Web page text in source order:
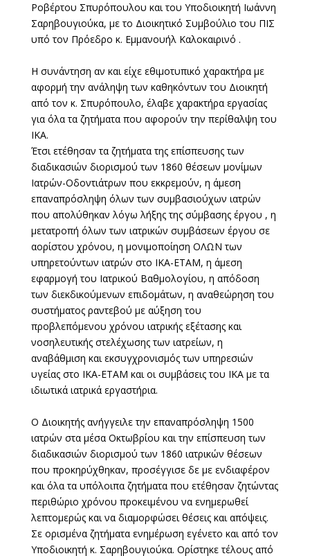
Ροβέρτου Σπυρόπουλου και του Υποδιοικητή Ιωάννη
Σαρηβουγιούκα, με το Διοικητικό Συμβούλιο του ΠΙΣ
υπό τον Πρόεδρο κ. Εμμανουήλ Καλοκαιρινό .
Η συνάντηση αν και είχε εθιμοτυπικό χαρακτήρα με
αφορμή την ανάληψη των καθηκόντων του Διοικητή
από τον κ. Σπυρόπουλο, έλαβε χαρακτήρα εργασίας
για όλα τα ζητήματα που αφορούν την περίθαλψη του
ΙΚΑ.
Έτσι ετέθησαν τα ζητήματα της επίσπευσης των
διαδικασιών διορισμού των 1860 θέσεων μονίμων
Ιατρών-Οδοντιάτρων που εκκρεμούν, η άμεση
επαναπρόσληψη όλων των συμβασιούχων ιατρών
που απολύθηκαν λόγω λήξης της σύμβασης έργου , η
μετατροπή όλων των ιατρικών συμβάσεων έργου σε
αορίστου χρόνου, η μονιμοποίηση ΟΛΩΝ των
υπηρετούντων ιατρών στο ΙΚΑ-ΕΤΑΜ, η άμεση
εφαρμογή του Ιατρικού Βαθμολογίου, η απόδοση
των διεκδικούμενων επιδομάτων, η αναθεώρηση του
συστήματος ραντεβού με αύξηση του
προβλεπόμενου χρόνου ιατρικής εξέτασης και
νοσηλευτικής στελέχωσης των ιατρείων, η
αναβάθμιση και εκσυγχρονισμός των υπηρεσιών
υγείας στο ΙΚΑ-ΕΤΑΜ και οι συμβάσεις του ΙΚΑ με τα
ιδιωτικά ιατρικά εργαστήρια.
Ο Διοικητής ανήγγειλε την επαναπρόσληψη 1500
ιατρών στα μέσα Οκτωβρίου και την επίσπευση των
διαδικασιών διορισμού των 1860 ιατρικών θέσεων
που προκηρύχθηκαν, προσέγγισε δε με ενδιαφέρον
και όλα τα υπόλοιπα ζητήματα που ετέθησαν ζητώντας
περιθώριο χρόνου προκειμένου να ενημερωθεί
λεπτομερώς και να διαμορφώσει θέσεις και απόψεις.
Σε ορισμένα ζητήματα ενημέρωση εγένετο και από τον
Υποδιοικητή κ. Σαρηβουγιούκα. Ορίστηκε τέλους από